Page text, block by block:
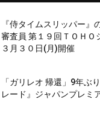
『侍タイムスリッパー』
審査員 第１９回ＴＯＨＯ
３月３０日(月)開催
「ガリレオ 帰還」9年ぶ
レード』ジャパンプレミ